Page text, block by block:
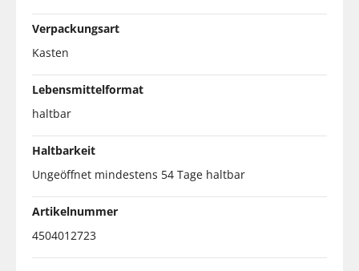
Verpackungsart
Kasten
Lebensmittelformat
haltbar
Haltbarkeit
Ungeöffnet mindestens 54 Tage haltbar
Artikelnummer
4504012723